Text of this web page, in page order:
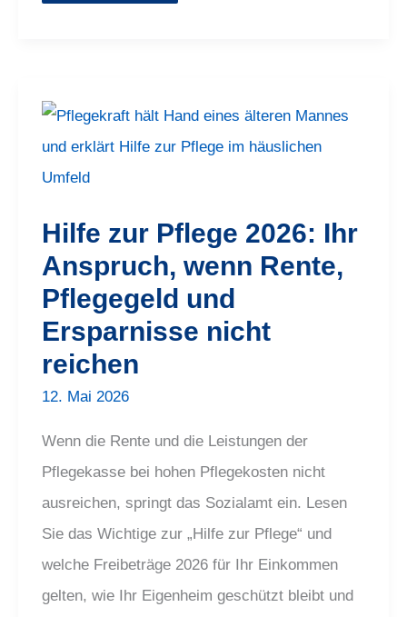
Hilfe zur Pflege 2026: Ihr
Anspruch, wenn Rente,
Pflegegeld und
Ersparnisse nicht
reichen
12. Mai 2026
Wenn die Rente und die Leistungen der
Pflegekasse bei hohen Pflegekosten nicht
ausreichen, springt das Sozialamt ein. Lesen
Sie das Wichtige zur „Hilfe zur Pflege“ und
welche Freibeträge 2026 für Ihr Einkommen
gelten, wie Ihr Eigenheim geschützt bleibt und
Hilfe
zur
Pflege
2026:
Ihr
Anspruch,
Pflegegeld
und
Ersparnisse
nicht
reichen